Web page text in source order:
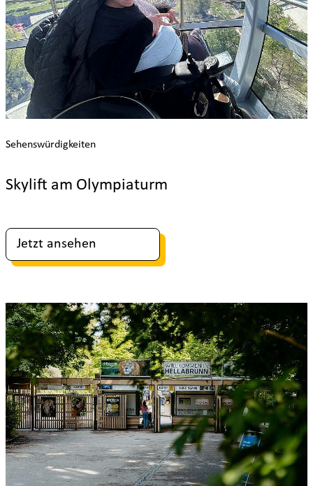
Skylift am Olympiaturm
Sehenswürdigkeiten
Jetzt ansehen